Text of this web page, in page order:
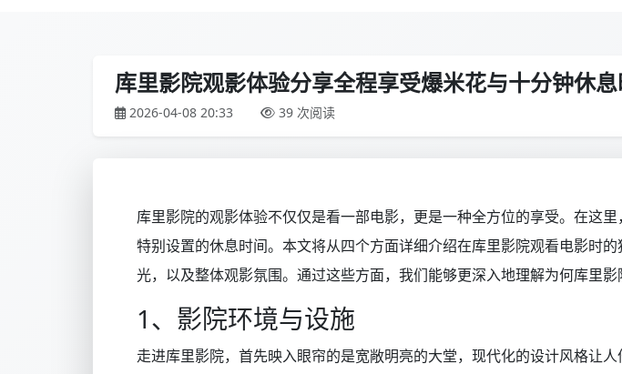
库里影院观影体验分享全程享受爆米花与十分钟休
2026-04-08 20:33 39 次阅读
库里影院的观影体验不仅仅是看一部电影，更是一种全方位的享受。在这
特别设置的休息时间。本文将从四个方面详细介绍在库里影院观看电影时
光，以及整体观影氛围。通过这些方面，我们能够更深入地理解为何库里影
1、影院环境与设施
走进库里影院，首先映入眼帘的是宽敞明亮的大堂，现代化的设计风格让